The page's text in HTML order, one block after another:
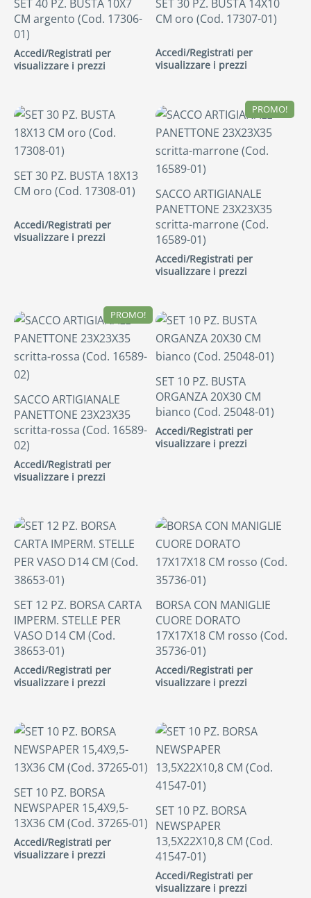
SET 40 PZ. BUSTA 10X7
CM argento (Cod. 17306-
01)
Accedi/Registrati per
visualizzare i prezzi
SET 30 PZ. BUSTA 14X10
CM oro (Cod. 17307-01)
Accedi/Registrati per
visualizzare i prezzi
SET 30 PZ. BUSTA 18X13
CM oro (Cod. 17308-01)
Accedi/Registrati per
visualizzare i prezzi
PROMO!
SACCO ARTIGIANALE
PANETTONE 23X23X35
scritta-marrone (Cod.
16589-01)
Accedi/Registrati per
visualizzare i prezzi
PROMO!
SACCO ARTIGIANALE
PANETTONE 23X23X35
scritta-rossa (Cod. 16589-
02)
Accedi/Registrati per
visualizzare i prezzi
SET 10 PZ. BUSTA
ORGANZA 20X30 CM
bianco (Cod. 25048-01)
Accedi/Registrati per
visualizzare i prezzi
SET 12 PZ. BORSA CARTA
IMPERM. STELLE PER
VASO D14 CM (Cod.
38653-01)
Accedi/Registrati per
visualizzare i prezzi
BORSA CON MANIGLIE
CUORE DORATO
17X17X18 CM rosso (Cod.
35736-01)
Accedi/Registrati per
visualizzare i prezzi
SET 10 PZ. BORSA
NEWSPAPER 15,4X9,5-
13X36 CM (Cod. 37265-01)
Accedi/Registrati per
visualizzare i prezzi
SET 10 PZ. BORSA
NEWSPAPER
13,5X22X10,8 CM (Cod.
41547-01)
Accedi/Registrati per
visualizzare i prezzi